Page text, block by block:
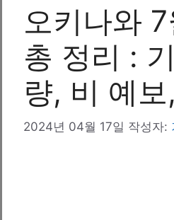
오키나와
총 정리 :
량, 비 예
2024년 04월 17일 작성자: